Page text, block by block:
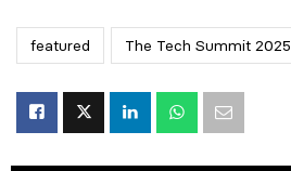
featured The Tech Summit 2025